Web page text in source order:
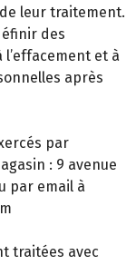
leur traitement.
des
et à
après
par
: 9 avenue
par email à
traitées avec